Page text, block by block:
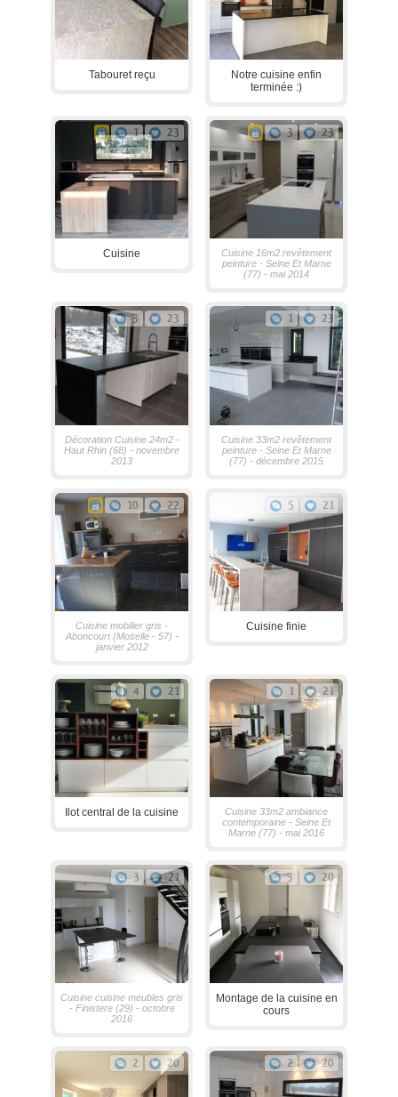
Tabouret reçu
Notre cuisine enfin
terminée :)
1 23
Cuisine
3 23
Cuisine 16m2 revêtement
peinture - Seine Et Marne
(77) - mai 2014
3 23
Décoration Cuisine 24m2 -
Haut Rhin (68) - novembre
2013
1 23
Cuisine 33m2 revêtement
peinture - Seine Et Marne
(77) - décembre 2015
10 22
Cuisine mobilier gris -
Aboncourt (Moselle - 57) -
janvier 2012
5 21
Cuisine finie
4 21
Ilot central de la cuisine
1 21
Cuisine 33m2 ambiance
contemporaine - Seine Et
Marne (77) - mai 2016
3 21
Cuisine cuisine meubles gris
- Finistere (29) - octobre
2016
3 20
Montage de la cuisine en
cours
2 20 2 20